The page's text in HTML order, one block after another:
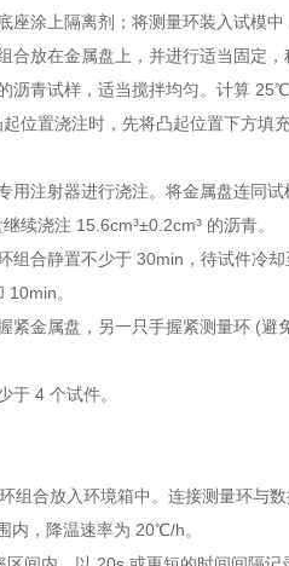
座涂上隔离剂；将测量环装入试模
合放在金属盘上，并进行适当固定
沥青试样，适当搅拌均匀。计算
位置浇注时，先将凸起位置下方填
用注射器进行浇注。将金属盘连同
续浇注 15.6cm³±0.2cm³ 的沥青。
组合静置不少于 30min，待试件冷
。
紧金属盘，另一只手握紧测量环 (
于 4 个试件。
组合放入环境箱中。连接测量环
，降温速率为 20℃/h。